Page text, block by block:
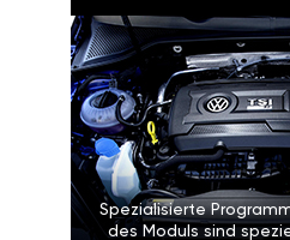
Spezialisierte
des Moduls sind